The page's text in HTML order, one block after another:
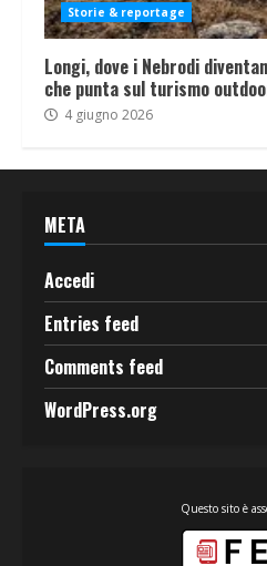
Storie & reportage
Longi, dove i Nebrodi
che punta sul turismo
4 giugno 2026
META
Accedi
Entries feed
Comments feed
WordPress.org
Questo sito è